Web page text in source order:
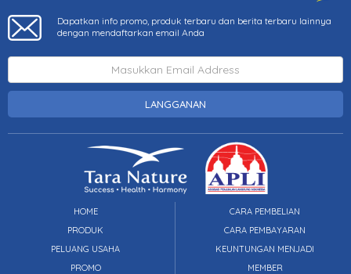
Dapatkan info promo, produk terbaru dan berita terbaru lainnya
dengan mendaftarkan email Anda
LANGGANAN
HOME
PRODUK
PELUANG USAHA
PROMO
CARA PEMBELIAN
CARA PEMBAYARAN
KEUNTUNGAN MENJADI
MEMBER